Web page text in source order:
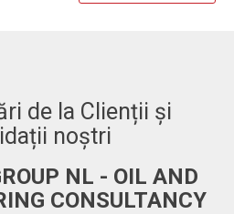
de la Clienții și
noștri
NL - OIL AND
CONSULTANCY